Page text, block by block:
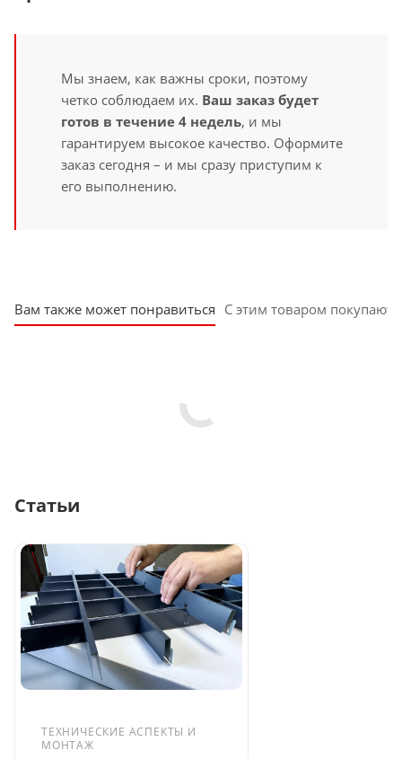
Мы знаем, как важны сроки, поэтому
четко соблюдаем их. Ваш заказ будет
готов в течение 4 недель, и мы
гарантируем высокое качество. Оформите
заказ сегодня – и мы сразу приступим к
его выполнению.
Вам также может понравиться С этим товаром покупают
Статьи
ТЕХНИЧЕСКИЕ АСПЕКТЫ И
МОНТАЖ